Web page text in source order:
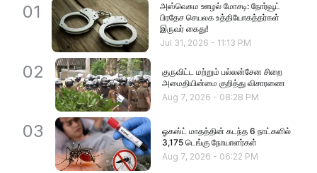
01
அஸ்வெசும ஊழல் மோசடி: நோர்வூட்
பிரதேச செயலக உத்தியோகத்தர்கள்
இருவர் கைது!
Jul 31, 2026 - 11:13 PM
02
குருவிட்ட மற்றும் பல்லன்சேன சிறை
அமைதியின்மை குறித்து விசாரணை
Aug 7, 2026 - 08:28 PM
03
ஓகஸ்ட் மாதத்தின் கடந்த 6 நாட்களில்
3,175 டெங்கு நோயாளர்கள்
Aug 7, 2026 - 06:22 PM